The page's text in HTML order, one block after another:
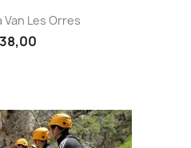
Van Les Orres